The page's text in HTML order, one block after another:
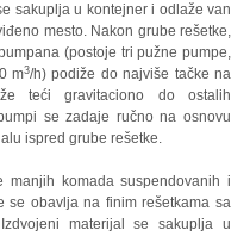
sakuplja u kontejner i odlaže van
mesto. Nakon grube rešetke,
(postoje tri pužne pumpe,
m3/h) podiže do najviše tačke na
teći gravitaciono do ostalih
se zadaje ručno na osnovu
ispred grube rešetke.
manjih komada suspendovanih i
se obavlja na finim rešetkama sa
materijal se sakuplja u